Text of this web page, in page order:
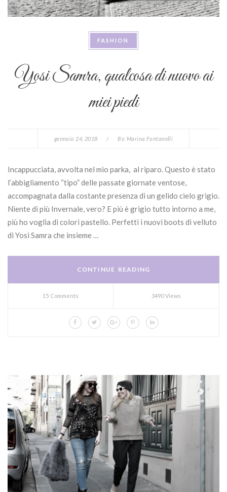
FASHION
Yosi Samra, qualcosa di nuovo ai
miei piedi
gennaio 24, 2018 / By: Marina Fontanelli
Incappucciata, avvolta nel mio parka, al riparo. Questo è stato
l’abbigliamento “tipo” delle passate giornate ventose,
accompagnata dalla costante presenza di un gelido cielo grigio.
Niente di più Invernale, vero? E più è grigio tutto intorno a me,
più ho voglia di colori pastello. Perfetti i nuovi boots di velluto
di Yosi Samra che insieme …
CONTINUE READING
15 Comments 3490 Views